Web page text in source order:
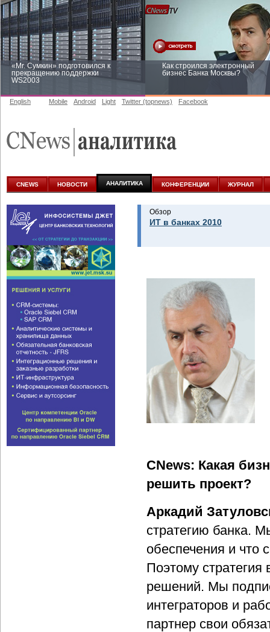
«Mr. Сумкин» подготовился к
прекращению поддержки
WS2003
Как строился электронный
бизнес Банка Москвы?
аналитике
English Mobile Android Light Twitter (topnews) Facebook
CNEWS НОВОСТИ АНАЛИТИКА КОНФЕРЕНЦИИ ЖУРНАЛ
Обзор
ИТ в банках 2010
CNews: Какая
решить проект?
Аркадий
стратегию банка.
обеспечения и что
Поэтому
решений. Мы
интеграторов и
партнер свои